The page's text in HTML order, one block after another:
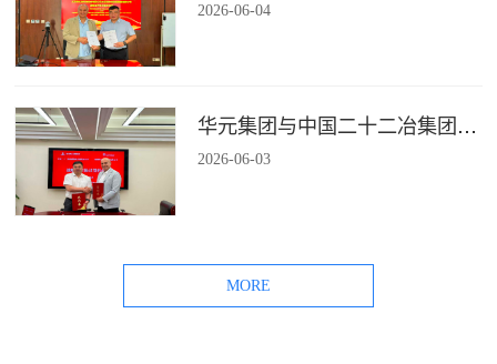
2026-06-04
华元集团与中国二十二冶集团有限公司装配式建筑分公司签署战略合作协议
2026-06-03
MORE